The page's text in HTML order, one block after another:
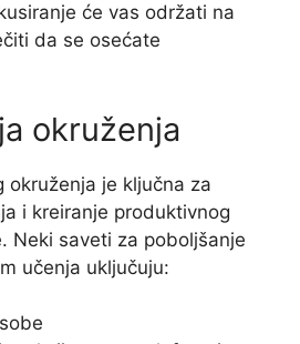
će vas održati na
da se osećate
okruženja
okruženja je ključna za
i kreiranje produktivnog
Neki saveti za poboljšanje
učenja uključuju: